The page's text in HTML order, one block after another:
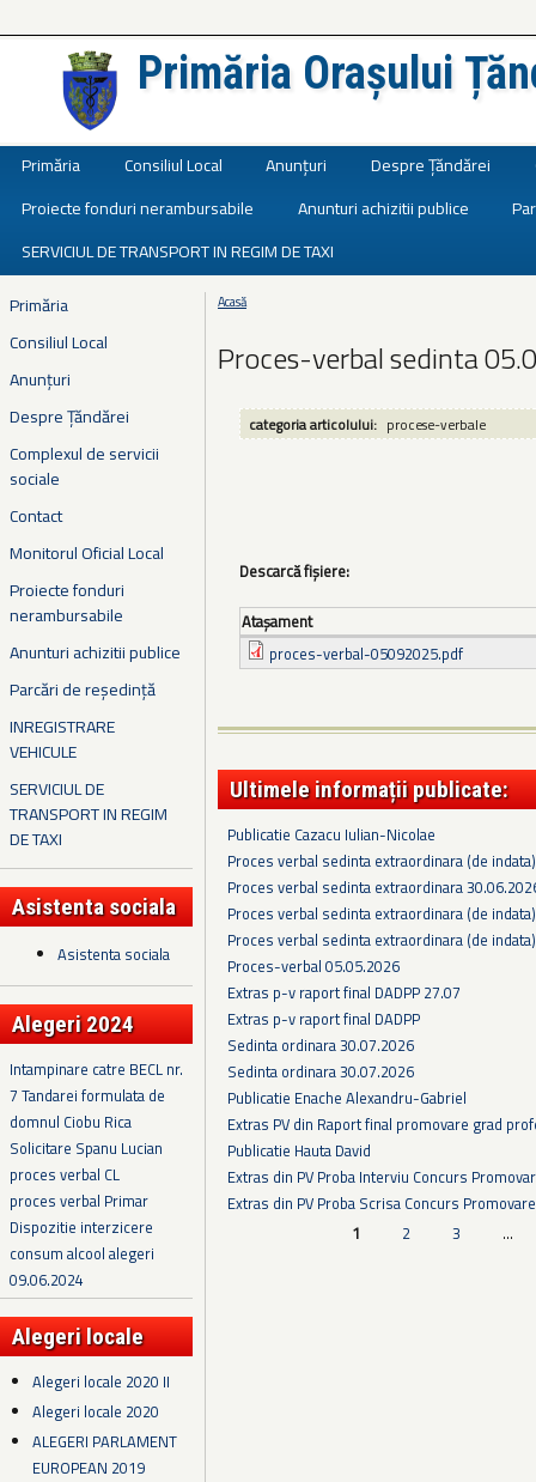
Primăria Orașului
Primăria Consiliul Local Anunțuri Despre Țăndărei
Proiecte fonduri nerambursabile
Anunturi achizitii publice
SERVICIUL DE TRANSPORT IN REGIM DE TAXI
Primăria
Consiliul Local
Anunțuri
Despre Țăndărei
Complexul de servicii
sociale
Contact
Monitorul Oficial Local
Proiecte fonduri
nerambursabile
Anunturi achizitii publice
Parcări de reședință
INREGISTRARE
VEHICULE
SERVICIUL DE
TRANSPORT IN REGIM
DE TAXI
Asistenta sociala
Asistenta sociala
Alegeri 2024
Intampinare catre BECL nr.
7 Tandarei formulata de
domnul Ciobu Rica
Solicitare Spanu Lucian
proces verbal CL
proces verbal Primar
Dispozitie interzicere
consum alcool alegeri
09.06.2024
Alegeri locale
Alegeri locale 2020 II
Alegeri locale 2020
ALEGERI PARLAMENT
EUROPEAN 2019
Eşti aici
Acasă
Proces-verbal sedinta
categoria articolului: procese-verbale
Descarcă fișiere:
Ataşament
proces-verbal-05092025.pdf
Ultimele informații publicate:
Publicatie Cazacu Iulian-Nicolae
Proces verbal sedinta extraordinara (de
Proces verbal sedinta extraordinara
Proces verbal sedinta extraordinara (de
Proces verbal sedinta extraordinara (de
Proces-verbal 05.05.2026
Extras p-v raport final DADPP 27.07
Extras p-v raport final DADPP
Sedinta ordinara 30.07.2026
Sedinta ordinara 30.07.2026
Publicatie Enache Alexandru-Gabriel
Extras PV din Raport final promovare grad
Publicatie Hauta David
Extras din PV Proba Interviu Concurs
Extras din PV Proba Scrisa Concurs
1 2 3 …